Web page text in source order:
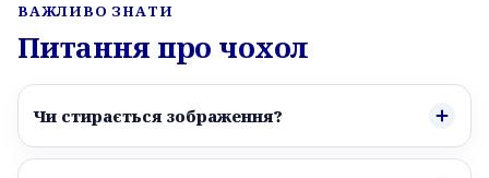
ВАЖЛИВО ЗНАТИ
Питання про чохол
Чи стирається зображення?